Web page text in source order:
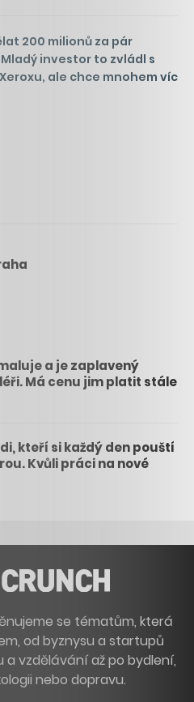
200 milionů za pár
Mladý investor to zvládl s
ale chce mnohem víc
a je zaplavený
Má cenu jim platit stále
kteří si každý den pouští
Kvůli práci na nové
se tématům, která
od byznysu a startupů
a vzdělávání až po bydlení,
nebo dopravu.